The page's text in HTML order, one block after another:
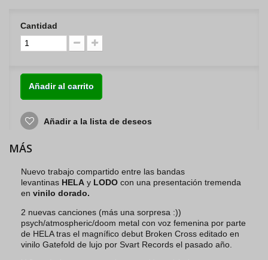
Cantidad
Añadir al carrito
Añadir a la lista de deseos
MÁS
Nuevo trabajo compartido entre las bandas
levantinas HELA y LODO con una presentación tremenda
en vinilo dorado.
2 nuevas canciones (más una sorpresa :))
psych/atmospheric/doom metal con voz femenina por parte
de HELA tras el magnífico debut Broken Cross editado en
vinilo Gatefold de lujo por Svart Records el pasado año.